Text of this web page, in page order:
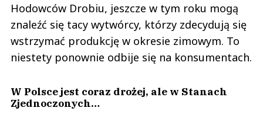
Hodowców Drobiu, jeszcze w tym roku mogą
znaleźć się tacy wytwórcy, którzy zdecydują się
wstrzymać produkcję w okresie zimowym. To
niestety ponownie odbije się na konsumentach.
W Polsce jest coraz drożej, ale w Stanach
Zjednoczonych…